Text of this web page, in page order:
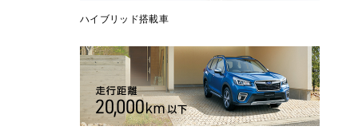
ハイブリッド搭載車